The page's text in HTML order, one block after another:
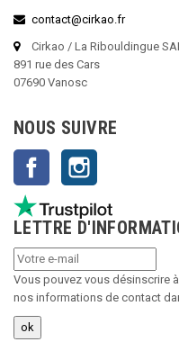
contact@cirkao.fr
Cirkao / La Ribouldingue
891 rue des Cars
07690 Vanosc
NOUS SUIVRE
Facebook
LETTRE
Vous pouvez vous désinscrire
nos informations de contact